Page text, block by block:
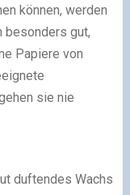
können, werden
besonders gut,
Papiere von
sie nie
duftendes Wachs